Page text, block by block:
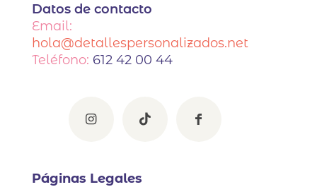
Datos de contacto
Email:
hola@detallespersonalizados.net
Teléfono: 612 42 00 44
Páginas Legales